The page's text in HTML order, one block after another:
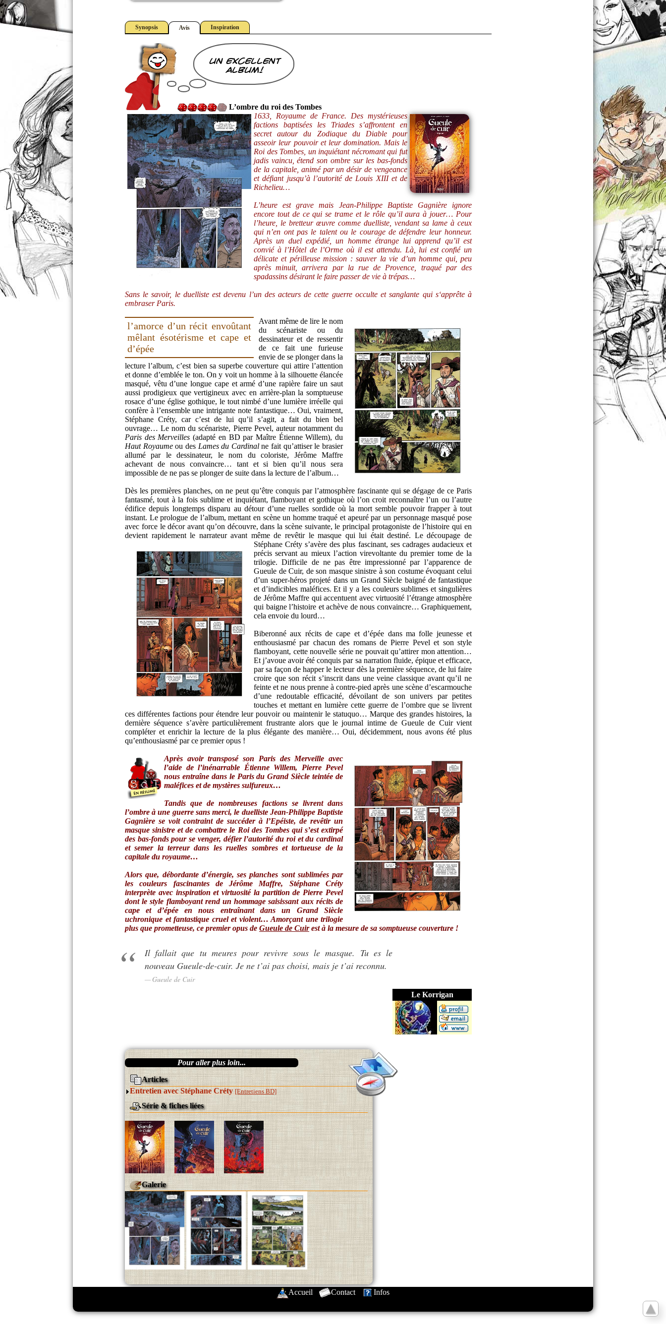
Synopsis Avis Inspiration
un excellent
album!
L’ombre du roi des Tombes
1633, Royaume de France. Des mystérieuses
factions baptisées les Triades s’affrontent en
secret autour du Zodiaque du Diable pour
asseoir leur pouvoir et leur domination. Mais le
Roi des Tombes, un inquiétant nécromant qui fut
jadis vaincu, étend son ombre sur les bas-fonds
de la capitale, animé par un désir de vengeance
et défiant jusqu’à l’autorité de Louis XIII et de
Richelieu…
L’heure est grave mais Jean-Philippe Baptiste Gagnière ignore
encore tout de ce qui se trame et le rôle qu’il aura à jouer… Pour
l’heure, le bretteur œuvre comme duelliste, vendant sa lame à ceux
qui n’en ont pas le talent ou le courage de défendre leur honneur.
Après un duel expédié, un homme étrange lui apprend qu’il est
convié à l’Hôtel de l’Orme où il est attendu. Là, lui est confié un
délicate et périlleuse mission : sauver la vie d’un homme qui, peu
après minuit, arrivera par la rue de Provence, traqué par des
spadassins désirant le faire passer de vie à trépas…
Sans le savoir, le duelliste est devenu l’un des acteurs de cette guerre occulte et sanglante qui s‘apprête à
embraser Paris.
l’amorce d’un récit envoûtant
mêlant ésotérisme et cape et
d’épée
Avant même de lire le nom
du scénariste ou du
dessinateur et de ressentir
de ce fait une furieuse
envie de se plonger dans la
lecture l’album, c’est bien sa superbe couverture qui attire l’attention
et donne d’emblée le ton. On y voit un homme à la silhouette élancée
masqué, vêtu d’une longue cape et armé d’une rapière faire un saut
aussi prodigieux que vertigineux avec en arrière-plan la somptueuse
rosace d’une église gothique, le tout nimbé d’une lumière irréelle qui
confère à l’ensemble une intrigante note fantastique… Oui, vraiment,
Stéphane Créty, car c’est de lui qu’il s’agit, a fait du bien bel
ouvrage… Le nom du scénariste, Pierre Pevel, auteur notamment du
Paris des Merveilles (adapté en BD par Maître Étienne Willem), du
Haut Royaumeou des Lames du Cardinalne fait qu’attiser le brasier
allumé par le dessinateur, le nom du coloriste, Jérôme Maffre
achevant de nous convaincre… tant et si bien qu’il nous sera
impossible de ne pas se plonger de suite dans la lecture de l’album…
Dès les premières planches, on ne peut qu’être conquis par l’atmosphère fascinante qui se dégage de ce Paris
fantasmé, tout à la fois sublime et inquiétant, flamboyant et gothique où l’on croit reconnaître l’un ou l’autre
édifice depuis longtemps disparu au détour d’une ruelles sordide où la mort semble pouvoir frapper à tout
instant. Le prologue de l’album, mettant en scène un homme traqué et apeuré par un personnage masqué pose
avec force le décor avant qu’on découvre, dans la scène suivante, le principal protagoniste de l’histoire qui en
devient rapidement le narrateur avant même de revêtir le masque qui lui était destiné. Le découpage de
Stéphane Créty s’avère des plus fascinant, ses cadrages audacieux et
précis servant au mieux l’action virevoltante du premier tome de la
trilogie. Difficile de ne pas être impressionné par l’apparence de
Gueule de Cuir, de son masque sinistre à son costume évoquant celui
d’un super-héros projeté dans un Grand Siècle baigné de fantastique
et d’indicibles maléfices. Et il y a les couleurs sublimes et singulières
de Jérôme Maffre qui accentuent avec virtuosité l’étrange atmosphère
qui baigne l’histoire et achève de nous convaincre… Graphiquement,
cela envoie du lourd…
Biberonné aux récits de cape et d’épée dans ma folle jeunesse et
enthousiasmé par chacun des romans de Pierre Pevel et son style
flamboyant, cette nouvelle série ne pouvait qu’attirer mon attention…
Et j’avoue avoir été conquis par sa narration fluide, épique et efficace,
par sa façon de happer le lecteur dès la première séquence, de lui faire
croire que son récit s’inscrit dans une veine classique avant qu’il ne
feinte et ne nous prenne à contre-pied après une scène d’escarmouche
d’une redoutable efficacité, dévoilant de son univers par petites
touches et mettant en lumière cette guerre de l’ombre que se livrent
ces différentes factions pour étendre leur pouvoir ou maintenir le statuquo… Marque des grandes histoires, la
dernière séquence s’avère particulièrement frustrante alors que le journal intime de Gueule de Cuir vient
compléter et enrichir la lecture de la plus élégante des manière… Oui, décidemment, nous avons été plus
qu’enthousiasmé par ce premier opus !
Après avoir transposé son Paris des Merveille avec
l’aide de l’inénarrable Étienne Willem, Pierre Pevel
nous entraîne dans le Paris du Grand Siècle teintée de
maléfices et de mystères sulfureux…
Tandis que de nombreuses factions se livrent dans
l’ombre à une guerre sans merci, le duelliste Jean-Philippe Baptiste
Gagnière se voit contraint de succéder à l’Epéiste, de revêtir un
masque sinistre et de combattre le Roi des Tombes qui s’est extirpé
des bas-fonds pour se venger, défier l’autorité du roi et du cardinal
et semer la terreur dans les ruelles sombres et tortueuse de la
capitale du royaume…
Alors que, débordante d’énergie, ses planches sont sublimées par
les couleurs fascinantes de Jérôme Maffre, Stéphane Créty
interprète avec inspiration et virtuosité la partition de Pierre Pevel
dont le style flamboyant rend un hommage saisissant aux récits de
cape et d’épée en nous entraînant dans un Grand Siècle
uchronique et fantastique cruel et violent… Amorçant une trilogie
plus que prometteuse, ce premier opus de Gueule de Cuirest à la mesure de sa somptueuse couverture !
Il fallait que tu meures pour revivre sous le masque. Tu es le
nouveau Gueule-de-cuir. Je ne t’ai pas choisi, mais je t’ai reconnu.
Gueule de Cuir
Le Korrigan
Pour aller plus loin...
Articles
Entretien avec Stéphane Créty [Entretiens BD]
Série & fiches liées
Galerie
Accueil Contact Infos